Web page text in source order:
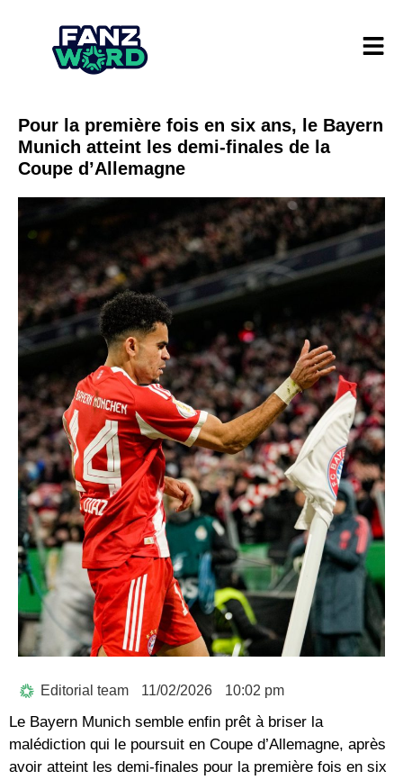
Pour la première fois en six ans, le Bayern
Munich atteint les demi-finales de la
Coupe d’Allemagne
Editorial team 11/02/2026 10:02 pm
Le Bayern Munich semble enfin prêt à briser la
malédiction qui le poursuit en Coupe d’Allemagne, après
avoir atteint les demi-finales pour la première fois en six